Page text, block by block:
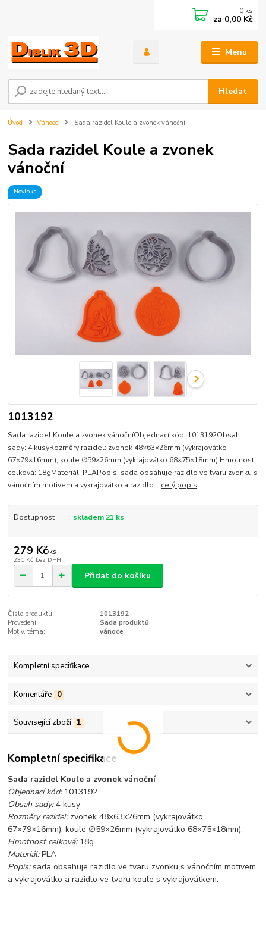
Menu
Hledat
0 ks
za 0,00 Kč
Úvod Vánoce Sada razidel Koule a zvonek vánoční
Sada razidel Koule a zvonek
vánoční
Novinka
1013192
Sada razidel Koule a zvonek vánočníObjednací kód: 1013192Obsah
sady: 4 kusyRozměry razidel: zvonek 48×63×26mm (vykrajovátko
67×79×16mm), koule ∅59×26mm (vykrajovátko 68×75×18mm).Hmotnost
celková: 18gMateriál: PLAPopis: sada obsahuje razidlo ve tvaru zvonku s
vánočním motivem a vykrajovátko a razidlo... celý popis
Dostupnost skladem 21 ks
279 Kč/ks
231 Kč bez DPH
Přidat do košíku
Číslo produktu:
1013192
Provedení:
Sada produktů
Motiv, téma:
vánoce
Kompletní specifikace
Komentáře 0
Související zboží 1
Kompletní specifikace
Sada razidel Koule a zvonek vánoční
Objednací kód: 1013192
Obsah sady:4 kusy
Rozměry razidel: zvonek 48×63×26mm (vykrajovátko
67×79×16mm), koule ∅59×26mm (vykrajovátko 68×75×18mm).
Hmotnost celková:18g
Materiál:PLA
Popis:sada obsahuje razidlo ve tvaru zvonku s vánočním motivem
a vykrajovátko a razidlo ve tvaru koule s vykrajovátkem.